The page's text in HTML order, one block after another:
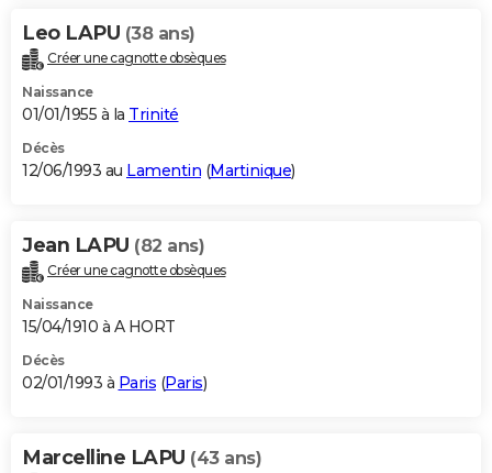
Leo LAPU (38 ans)
Créer une cagnotte obsèques
Naissance
01/01/1955 à la Trinité
Décès
12/06/1993 au Lamentin (Martinique)
Jean LAPU (82 ans)
Créer une cagnotte obsèques
Naissance
15/04/1910 à A HORT
Décès
02/01/1993 à Paris (Paris)
Marcelline LAPU (43 ans)